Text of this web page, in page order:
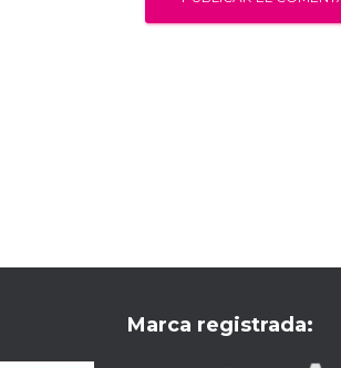
Marca registrada: